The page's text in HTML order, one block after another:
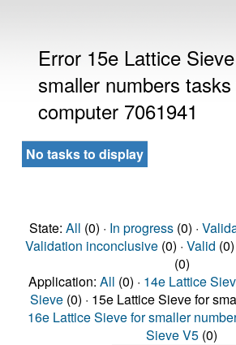
Error 15e Lattice
smaller numbers
computer 7061941
No tasks to display
State: All (0) · In progress(0) ·
Validation inconclusive(0) · Valid (0)
(0)
Application: All (0) · 14e Lattice
Sieve (0) · 15e Lattice Sieve for
16e Lattice Sieve for smaller
Sieve V5 (0)